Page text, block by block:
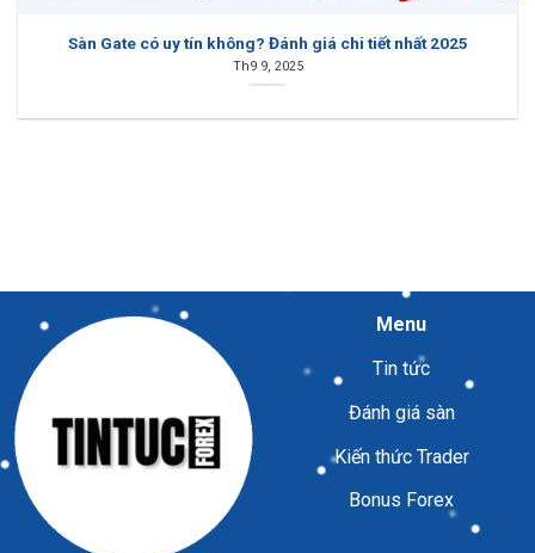
Sàn Gate có uy tín không? Đánh giá chi tiết nhất 2025
Th9 9, 2025
Menu
Tin tức
Đánh giá sàn
Kiến thức Trader
Bonus Forex